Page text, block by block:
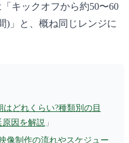
「キックオフから約50〜60
)」と、概ね同じレンジに
どれくらい?種類別の目
因を解説 」
像制作の流れやスケジュー